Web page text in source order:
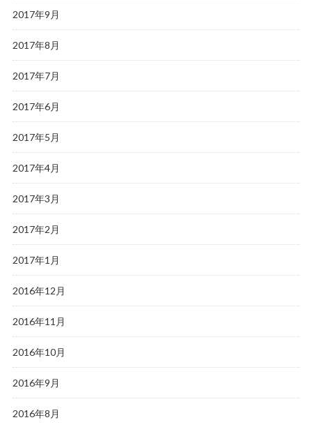
2017年9月
2017年8月
2017年7月
2017年6月
2017年5月
2017年4月
2017年3月
2017年2月
2017年1月
2016年12月
2016年11月
2016年10月
2016年9月
2016年8月